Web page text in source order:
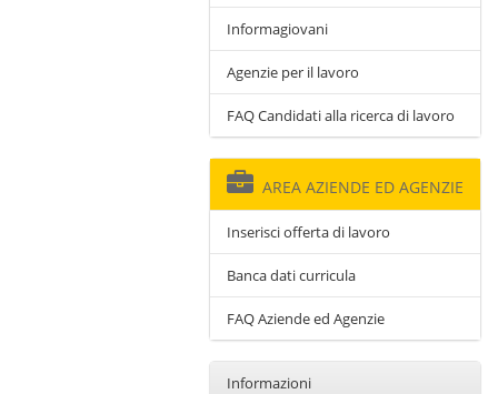
Informagiovani
Agenzie per il lavoro
FAQ Candidati alla ricerca di lavoro
AREA AZIENDE ED AGENZIE
Inserisci offerta di lavoro
Banca dati curricula
FAQ Aziende ed Agenzie
Informazioni